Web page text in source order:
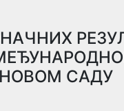
САДУ